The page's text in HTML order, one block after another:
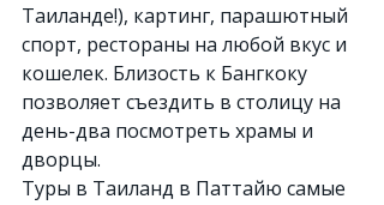
Таиланде!), картинг, парашютный
спорт, рестораны на любой вкус и
кошелек. Близость к Бангкоку
позволяет съездить в столицу на
день-два посмотреть храмы и
дворцы.
Туры в Таиланд в Паттайю самые